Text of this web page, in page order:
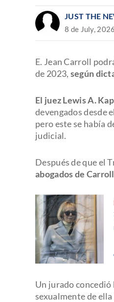
JUST THE
8 de July, 2026
E. Jean Carroll
de 2023, según
El juez Lewis A.
devengados desde
pero este se había
judicial.
Después de que el
abogados de
Un jurado concedió
sexualmente de